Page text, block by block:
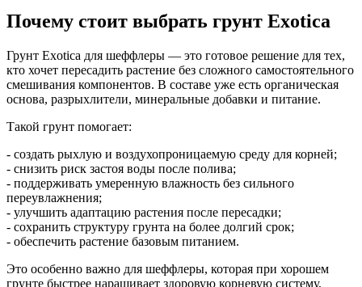
Почему стоит выбрать грунт Exotica
Грунт Exotica для шеффлеры — это готовое решение для тех,
кто хочет пересадить растение без сложного самостоятельного
смешивания компонентов. В составе уже есть органическая
основа, разрыхлители, минеральные добавки и питание.
Такой грунт помогает:
- создать рыхлую и воздухопроницаемую среду для корней;
- снизить риск застоя воды после полива;
- поддерживать умеренную влажность без сильного
переувлажнения;
- улучшить адаптацию растения после пересадки;
- сохранить структуру грунта на более долгий срок;
- обеспечить растение базовым питанием.
Это особенно важно для шеффлеры, которая при хорошем
грунте быстрее наращивает здоровую корневую систему,